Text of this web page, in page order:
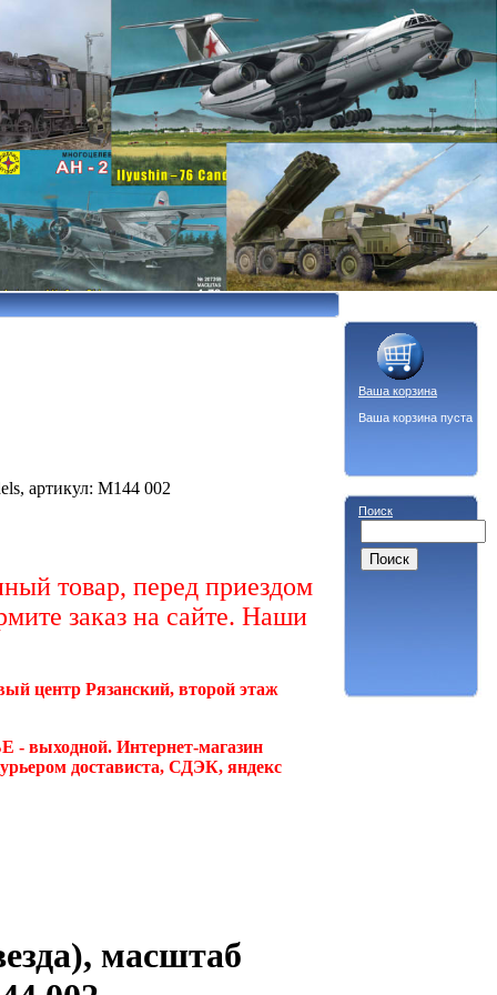
артикул: M144 002
товар, перед приездом
заказ на сайте. Наши
центр Рязанский, второй этаж
выходной. Интернет-магазин
достависта, СДЭК, яндекс
масштаб
Ваша корзина
Ваша корзина пуста
Поиск